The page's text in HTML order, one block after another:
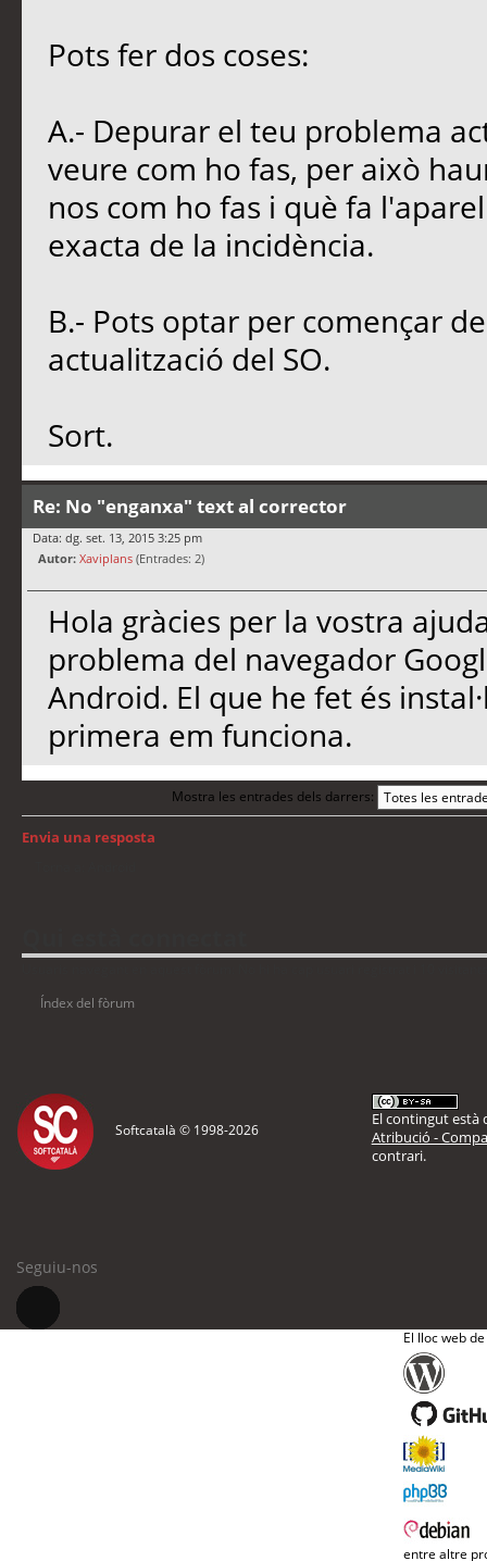
Pots fer dos coses:
A.- Depurar el teu problema
veure com ho fas, per això
nos com ho fas i què fa
exacta de la incidència.
B.- Pots optar per començar
actualització del SO.
Sort.
Re: No "enganxa" text al corrector
Data: dg. set. 13, 2015 3:25 pm
Autor: Xaviplans (Entrades: 2)
Hola gràcies per la vostra
problema del navegador
Android. El que he fet és
primera em funciona.
Mostra les entrades dels darrers:
Envia una resposta
Índex del fòrum
Softcatalà © 1998-2026
El contingut està
Atribució -
contrari.
Seguiu-nos
El lloc web
entre altre